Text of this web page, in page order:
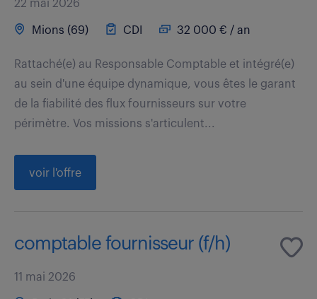
22 mai 2026
Mions (69) CDI 32 000 € / an
Rattaché(e) au Responsable Comptable et intégré(e)
au sein d'une équipe dynamique, vous êtes le garant
de la fiabilité des flux fournisseurs sur votre
périmètre. Vos missions s'articulent...
voir l'offre
comptable fournisseur (f/h)
11 mai 2026